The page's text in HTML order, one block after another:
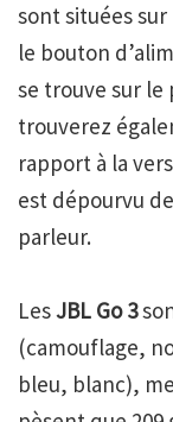
sont situées
le bouton
se trouve sur
trouverez
rapport à la
est dépourvu
parleur.
LesJBL Go 3
(camouflage,
bleu, blanc),